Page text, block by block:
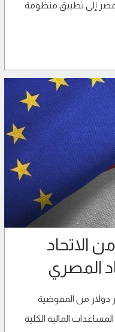
مصر إلى تطبيق منظومة
من الاتحاد
المصري
اليوم الجمعة، على 1.7 مليار دولار من المفوضية
المالية الكلية